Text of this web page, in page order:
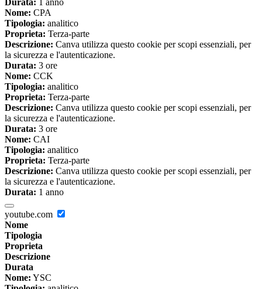
Durata: 1 anno
Nome: CPA
Tipologia: analitico
Proprieta: Terza-parte
Descrizione: Canva utilizza questo cookie per scopi essenziali, per
la sicurezza e l'autenticazione.
Durata: 3 ore
Nome: CCK
Tipologia: analitico
Proprieta: Terza-parte
Descrizione: Canva utilizza questo cookie per scopi essenziali, per
la sicurezza e l'autenticazione.
Durata: 3 ore
Nome: CAI
Tipologia: analitico
Proprieta: Terza-parte
Descrizione: Canva utilizza questo cookie per scopi essenziali, per
la sicurezza e l'autenticazione.
Durata: 1 anno
youtube.com
Nome
Tipologia
Proprieta
Descrizione
Durata
Nome: YSC